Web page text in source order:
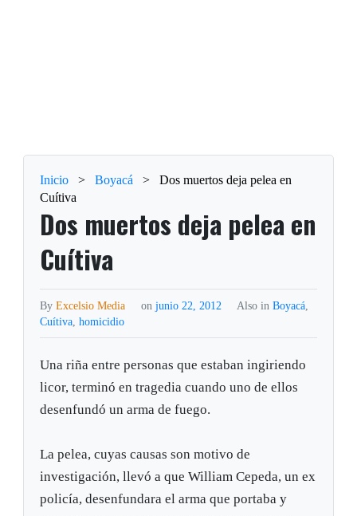
Inicio > Boyacá >
Dos muertos deja pelea en
Cuítiva
Dos muertos deja pelea en
Cuítiva
ByExcelsio Media on junio 22, 2012 Also in Boyacá,
Cuítiva,homicidio
Una riña entre personas que estaban ingiriendo
licor, terminó en tragedia cuando uno de ellos
desenfundó un arma de fuego.
La pelea, cuyas causas son motivo de
investigación, llevó a que William Cepeda, un ex
policía, desenfundara el arma que portaba y